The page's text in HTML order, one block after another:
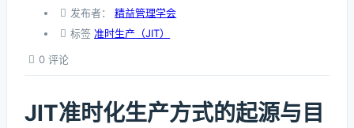
发布者：精益管理学会
标签准时生产（JIT）
0 评论
JIT准时化生产方式的起源与目